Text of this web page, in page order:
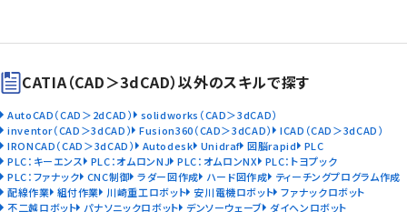
CATIA（CAD＞3dCAD）以外のスキルで探す
AutoCAD（CAD＞2dCAD）
solidworks（CAD＞3dCAD）
inventor（CAD＞3dCAD） Fusion360（CAD＞3dCAD）
ICAD（CAD＞3dCAD）
IRONCAD（CAD＞3dCAD）
Autodesk Unidraf 図脳rapid
PLC
PLC：キーエンス
PLC：オムロンNJ PLC：オムロンNX
PLC：トヨプック
PLC：ファナック CNC制御 ラダー図作成 ハード図作成
ティーチングプログラム作成
配線作業 組付作業 川崎重工ロボット 安川電機ロボット ファナックロボット
不二越ロボット パナソニックロボット デンソーウェーブ ダイヘンロボット